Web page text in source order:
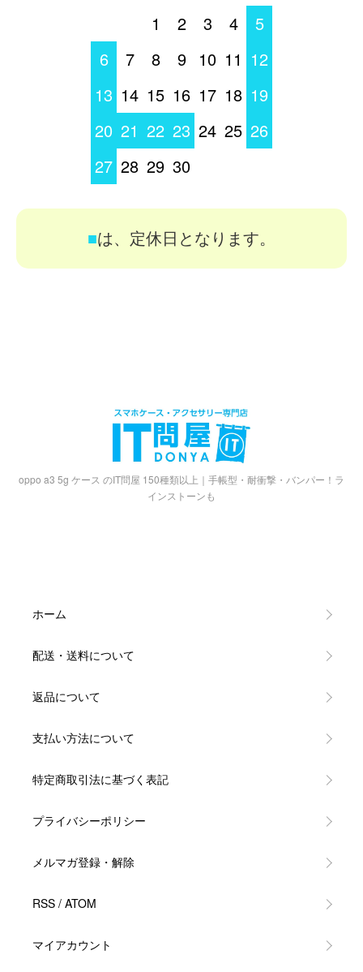
1
2 3 4
5
6
7 8 9 10 11 12
13 14 15 16 17 18 19
20 21 22 23 24 25 26
27 28 29 30
■は、定休日となります。
oppo a3 5g ケース のIT問屋 150種類以上｜手帳型・耐衝撃・バンパー！ラ
インストーンも
ホーム
配送・送料について
返品について
支払い方法について
特定商取引法に基づく表記
プライバシーポリシー
メルマガ登録・解除
RSS / ATOM
マイアカウント